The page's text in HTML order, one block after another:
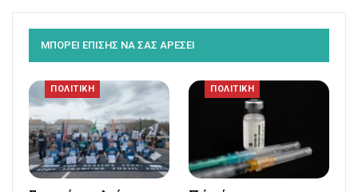
ΜΠΟΡΕΙ ΕΠΙΣΗΣ ΝΑ ΣΑΣ ΑΡΕΣΕΙ
ΠΟΛΙΤΙΚΗ ΠΟΛΙΤΙΚΗ